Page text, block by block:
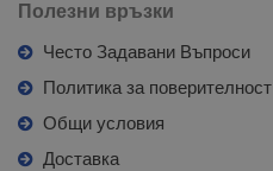
Полезни връзки
Често Задавани Въпроси
Политика за поверителност
Общи условия
Доставка